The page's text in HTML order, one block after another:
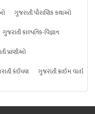
ગુજરાતી પૌરાણિક કથાઓ
ગુજરાતી કાલ્પનિક-વિજ્ઞાન
પ્રાણીઓ
કંઈપણ ગુજરાતી ક્રાઇમ વાર્તા